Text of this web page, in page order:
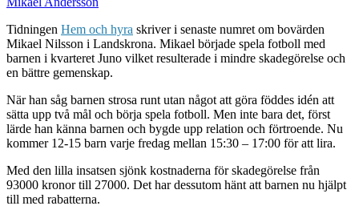
Tidningen Hem och hyra skriver i senaste numret om bovärden
Mikael Nilsson i Landskrona. Mikael började spela fotboll med
barnen i kvarteret Juno vilket resulterade i mindre skadegörelse och
en bättre gemenskap.
När han såg barnen strosa runt utan något att göra föddes idén att
sätta upp två mål och börja spela fotboll. Men inte bara det, först
lärde han känna barnen och bygde upp relation och förtroende. Nu
kommer 12-15 barn varje fredag mellan 15:30 – 17:00 för att lira.
Med den lilla insatsen sjönk kostnaderna för skadegörelse från
93000 kronor till 27000. Det har dessutom hänt att barnen nu hjälpt
till med rabatterna.